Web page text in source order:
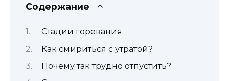
Содержание
Стадии горевания
Как смириться с утратой?
Почему так трудно отпустить?